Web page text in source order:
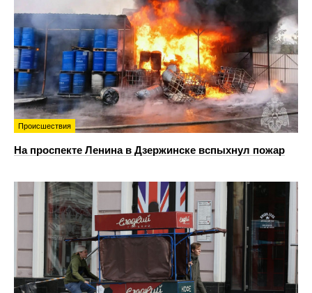
Происшествия
На проспекте Ленина в Дзержинске вспыхнул пожар